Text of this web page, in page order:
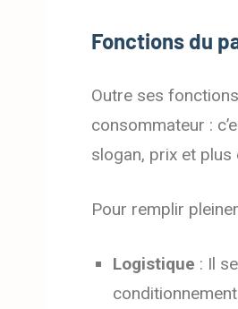
Fonctions du
Outre ses
consommateur :
slogan, prix et plus
Pour remplir
Logistique : Il